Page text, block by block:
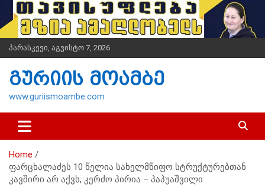
i
t
n
პარასკევი, აგვისტო 7, 2026
გურიის მოამბე
www.guriismoambe.com
Home
ფარცხალაძეს 10 წელია სახელმწიფო სტრუქტურებთან
კავშირი არ აქვს, კერძო პირია – პაპუაშვილი